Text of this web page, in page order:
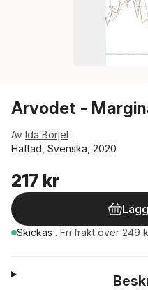
Arvodet -
Av Ida Börjel
Häftad, Svenska, 2020
217 kr
Skickas . Fri frakt över 249